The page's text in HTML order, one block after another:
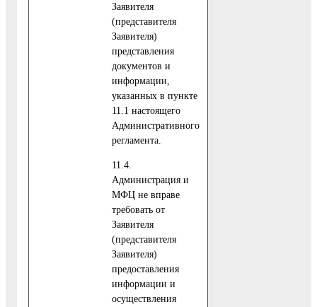
Заявителя
(представителя
Заявителя)
представления
документов и
информации,
указанных в пункте
11.1 настоящего
Административного
регламента.
11.4.
Администрация и
МФЦ не вправе
требовать от
Заявителя
(представителя
Заявителя)
предоставления
информации и
осуществления